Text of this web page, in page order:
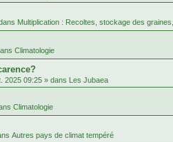
Multiplication : Recoltes, stockage des
Climatologie
2025 09:25 » dans Les Jubaea
Climatologie
Autres pays de climat tempéré